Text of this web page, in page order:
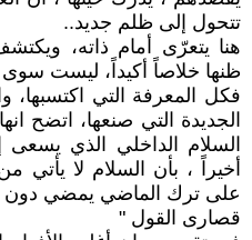
تتحول إلى ظلم جديد..
هنا يتعرّى أمام ذاته،
ظنها خلاصاً أكيداً، ليست
فكل المعرفة التي اكتسبها،
الجديدة التي صنعها، اتضح
السلام الداخلي الذي
أخيراً ، بأن السلام لا
على ترك الماضي يمضي دون
قصارى القول "